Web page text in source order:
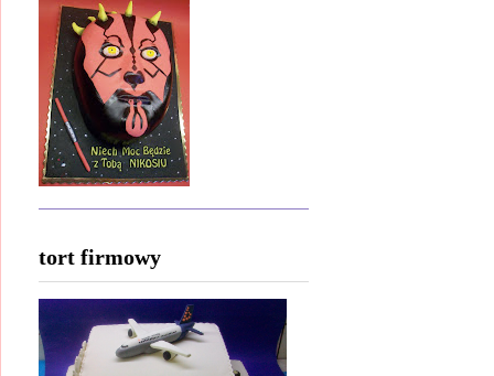
tort firmowy